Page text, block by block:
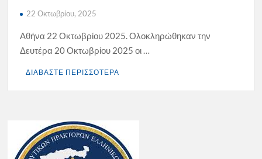
22 Οκτωβρίου, 2025
Αθήνα 22 Οκτωβρίου 2025. Ολοκληρώθηκαν την
Δευτέρα 20 Οκτωβρίου 2025 οι …
ΔΙΑΒΑΣΤΕ ΠΕΡΙΣΣΟΤΕΡΑ